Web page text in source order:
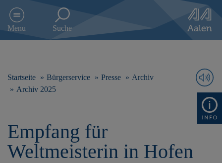
e
Menu Suche
Startseite Bürgerservice Presse
Archiv
Archiv 2025
Empfang für
Weltmeisterin in Hofen